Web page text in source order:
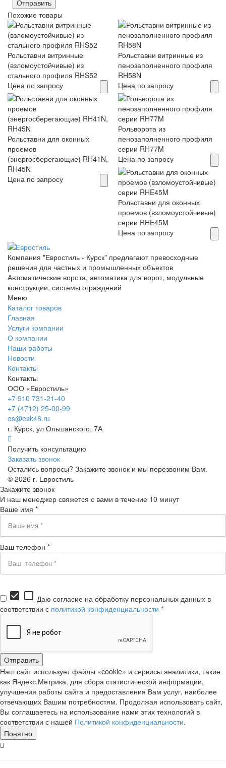
Похожие товары
Рольставни витринные
(взломоустойчивые) из
стального профиля RHS52
Цена по запросу
Рольставни витринные из
пенозаполненного профиля
RH58N
Цена по запросу
Рольставни для оконных
проемов
(энергосберегающие) RH41N,
RH45N
Цена по запросу
Рольворота из
пенозаполненного профиля
серии RH77M
Цена по запросу
Рольставни для оконных
проемов (взломоустойчивые)
серии RHE45M
Цена по запросу
Компания "Евростиль - Курск" предлагают превосходные
решения для частных и промышленных объектов
Автоматические ворота, автоматика для ворот, модульные
конструкции, системы ограждений
Меню
Каталог товаров
Главная
Услуги компании
О компании
Наши работы
Новости
Контакты
Контакты
ООО «Евростиль»
+7 910 731-21-40
+7 (4712) 25-00-99
es@esk46.ru
г. Курск, ул Ольшанского, 7А
Получить консультацию
Заказать звонок
Остались вопросы? Закажите звонок и мы перезвоним Вам.
© 2026 г. Евростиль
Закажите звонок
И наш менеджер свяжется с вами в течение 10 минут
Ваше имя *
Ваш телефон *
check_box check_box_outline_blank Даю согласие на обработку персональных данных в
соответствии с политикой конфиденциальности *
Наш сайт использует файлы «cookie» и сервисы аналитики, такие
как Яндекс.Метрика, для сбора статистической информации,
улучшения работы сайта и предоставления Вам услуг, наиболее
отвечающих Вашим потребностям. Продолжая использовать сайт,
Вы соглашаетесь на использование нами этих технологий в
соответствии с нашей Политикой конфиденциальности.
Понятно